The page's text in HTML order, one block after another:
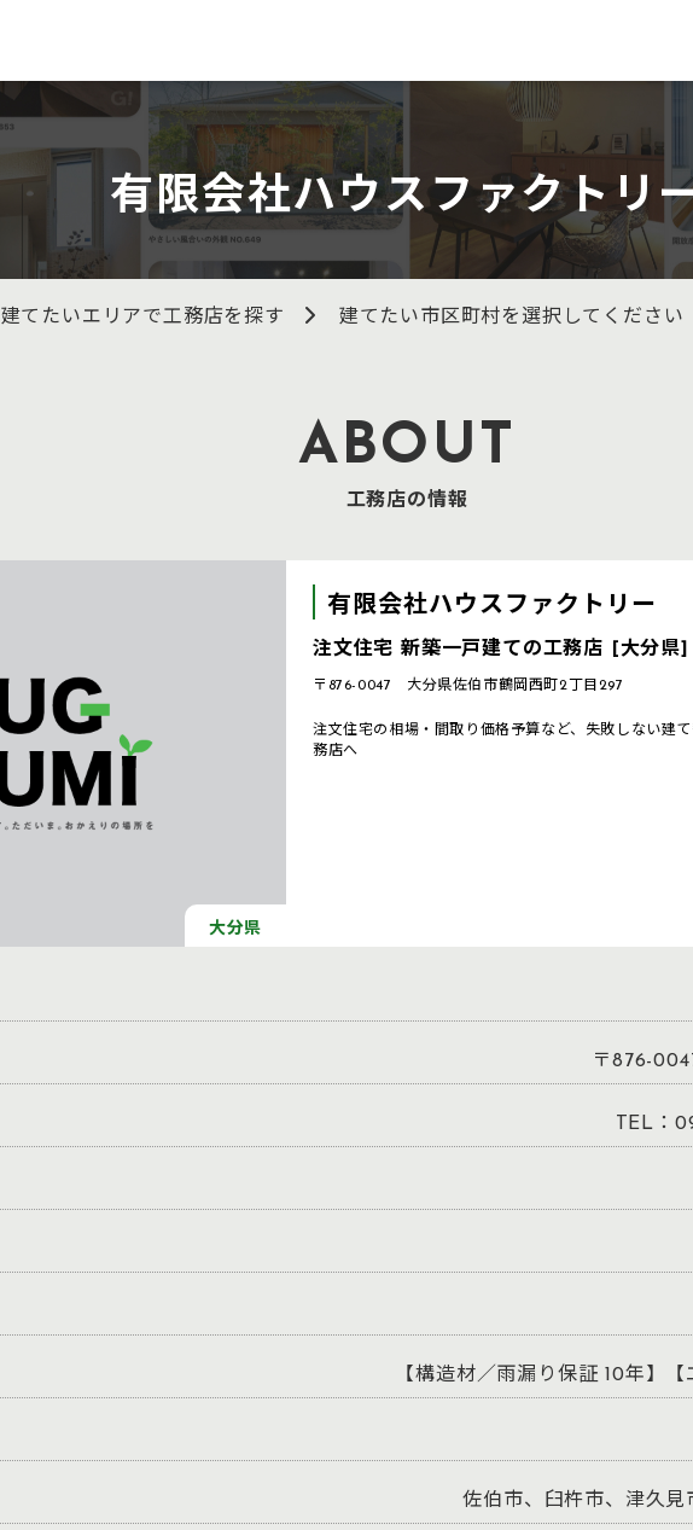
有限会社ハウスファクトリ
建てたいエリアで工務店を探す 建てたい市区町村を選択してください
ABOUT
工務店の情報
大分県
有限会社ハウスファクトリー
注文住宅 新築一戸建ての工務店 [大分県]
〒876-0047 大分県佐伯市鶴岡西町2丁目297
注文住宅の相場・間取り価格予算など、失敗しない建
務店へ
〒876-
TEL：
【構造材／雨漏り保証 10年】
佐伯市、臼杵市、津久見